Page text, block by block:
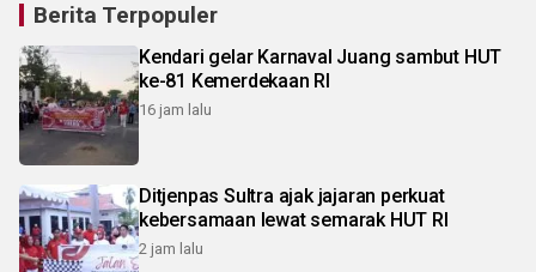
Berita Terpopuler
Kendari gelar Karnaval Juang sambut HUT
ke-81 Kemerdekaan RI
16 jam lalu
Ditjenpas Sultra ajak jajaran perkuat
kebersamaan lewat semarak HUT RI
2 jam lalu